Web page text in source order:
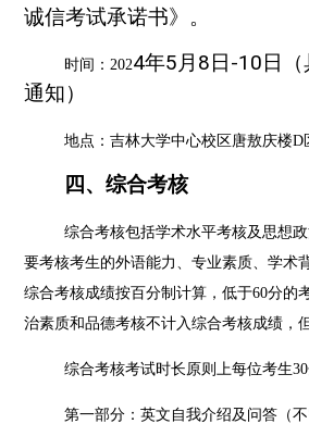
诚信考试承诺书》。
时间： 2024年5月 8日-10日
通知）
地点：吉林大学中心校区唐敖庆楼D
四、综合考核
综合考核包括学术水平考核及思想
要考核考生的外语能力、专业素质、学术
综合考核成绩按百分制计算，低于60分的
治素质和品德考核不计入综合考核成绩，
综合考核考试时长原则上每位考生
第一部分：英文自我介绍及问答（